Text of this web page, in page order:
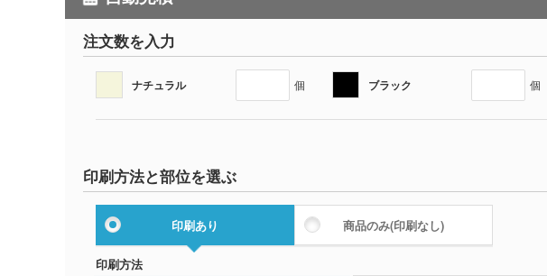
注文数を入力
ナチュラル 個 ブラック 個
印刷方法と部位を選ぶ
印刷あり 商品のみ(印刷なし)
印刷方法